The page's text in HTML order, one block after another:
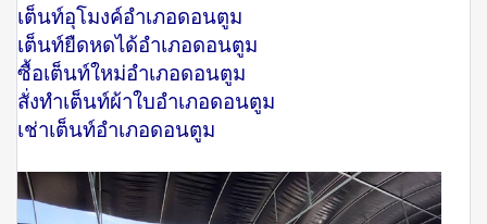
เต็นท์อุโมงค์อำเภอดอนตูม
เต็นท์ยืดหดได้อำเภอดอนตูม
ซื้อเต็นท์ใหม่อำเภอดอนตูม
สั่งทำเต็นท์ผ้าใบอำเภอดอนตูม
เช่าเต็นท์อำเภอดอนตูม